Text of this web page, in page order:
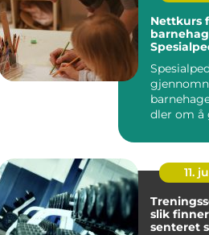
Nettkurs
dler om å
11.
slik
senteret